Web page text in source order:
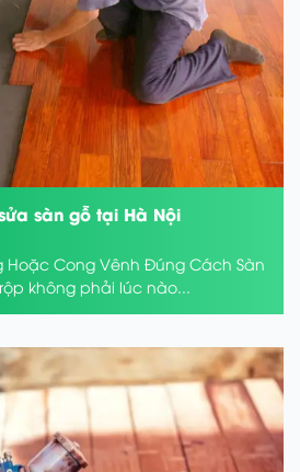
sàn gỗ tại Hà Nội
Hoặc Cong Vênh Đúng Cách Sàn
không phải lúc nào...